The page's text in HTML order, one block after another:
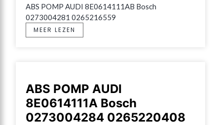
ABS POMP AUDI 8E0614111AB Bosch
0273004281 0265216559
MEER LEZEN
ABS POMP AUDI
8E0614111A Bosch
0273004284 0265220408